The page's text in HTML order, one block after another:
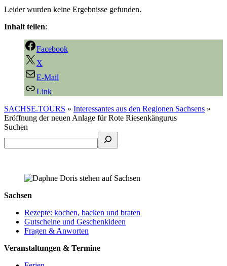
Leider wurden keine Ergebnisse gefunden.
Inhalt teilen:
Facebook
X
E-Mail
Link
SACHSE.TOURS » Interessantes aus den Regionen Sachsens »
Eröffnung der neuen Anlage für Rote Riesenkängurus
Suchen
Sachsen
Rezepte: kochen, backen und braten
Gutscheine und Geschenkideen
Fragen & Anworten
Veranstaltungen & Termine